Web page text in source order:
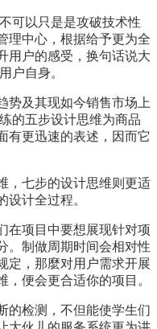
可以只是是攻破技术性
理中心，根据给予更为全
用户的感受，换句话说大
户自身。
势及其现如今销售市场上
的五步设计思维为商品
有更迅速的表述，因而它
，七步的设计思维则更适
设计全过程。
在项目中要想展现针对项
。制做周期时间会相对性
定，那麼对用户需求开展
便会更合适你的项目。
的检测，不但能使学生们